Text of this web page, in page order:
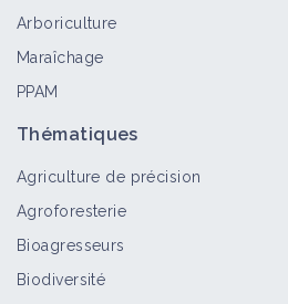
Arboriculture
Maraîchage
PPAM
Thématiques
Agriculture de précision
Agroforesterie
Bioagresseurs
Biodiversité